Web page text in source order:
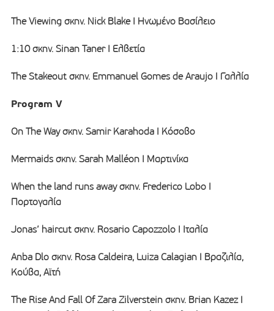
The Viewing σκην. Nick Blake I Ηνωμένο Βασίλειο
1:10 σκην. Sinan Taner I Ελβετία
The Stakeout σκην. Emmanuel Gomes de Araujo I Γαλλία
Program V
On The Way σκην. Samir Karahoda Ι Κόσοβο
Mermaids σκην. Sarah Malléon Ι Μαρτινίκα
When the land runs away σκην. Frederico Lobo Ι
Πορτογαλία
Jonas’ haircut σκην. Rosario Capozzolo I Ιταλία
Anba Dlo σκην. Rosa Caldeira, Luiza Calagian Ι Βραζιλία,
Κούβα, Αϊτή
The Rise And Fall Of Zara Zilverstein σκην. Brian Kazez Ι